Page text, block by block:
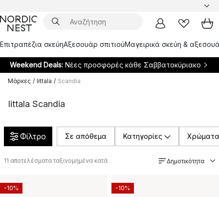
Επιτραπέζια σκεύηΑξεσουάρ σπιτιούΜαγειρικά σκεύη &
Weekend Deals: Νέες προσφορές κάθε Σαββατοκύριακο
Μάρκες / Iittala / Scandia
Iittala Scandia
Φίλτρο Σε απόθεμα Κατηγορίες Χρώματα
11 αποτελέσματα ταξινομημένα κατά Δημοτικότητα
-10% -10%